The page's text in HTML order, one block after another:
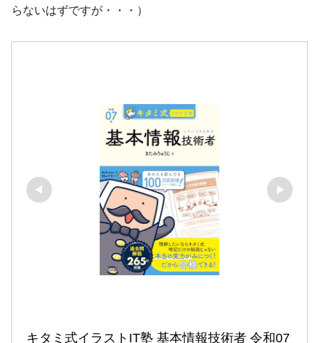
らないはずですが・・・）
キタミ式イラストIT塾 基本情報技術者 令和07